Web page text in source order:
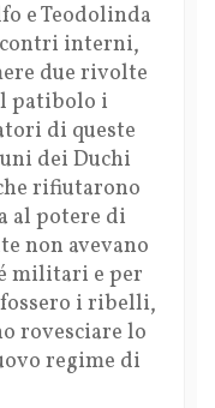
e Teodolinda
interni,
due rivolte
patibolo i
di queste
dei Duchi
rifiutarono
al potere di
non avevano
militari e per
i ribelli,
rovesciare lo
regime di